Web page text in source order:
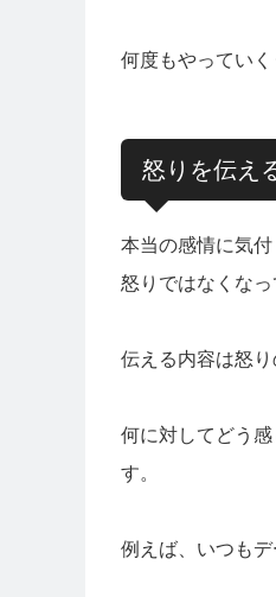
何度もやってい
怒りを伝え
本当の感情に気
怒りではなくなっ
伝える内容は怒
何に対してどう
す。
例えば、いつも